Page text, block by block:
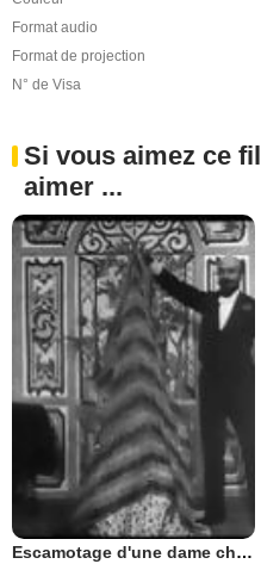
Format audio
Format de projection
N° de Visa
Si vous aimez ce
aimer ...
Escamotage d'une dame chez Robert-Houdin